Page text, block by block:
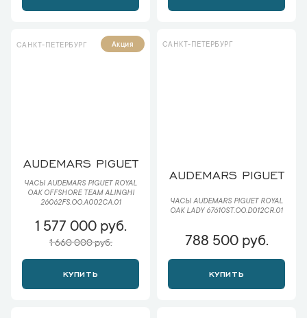
САНКТ-ПЕТЕРБУРГ Акция
AUDEMARS PIGUET
ЧАСЫ AUDEMARS PIGUET ROYAL
OAK OFFSHORE TEAM ALINGHI
26062FS.OO.A002CA.01
1 577 000 руб.
1 660 000 руб.
КУПИТЬ
САНКТ-ПЕТЕРБУРГ
AUDEMARS PIGUET
ЧАСЫ AUDEMARS PIGUET ROYAL
OAK LADY 67610ST.OO.D012CR.01
788 500 руб.
КУПИТЬ